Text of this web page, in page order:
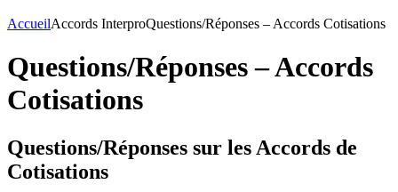
AccueilAccords InterproQuestions/Réponses – Accords Cotisations
Questions/Réponses – Accords
Cotisations
Questions/Réponses sur les Accords de
Cotisations